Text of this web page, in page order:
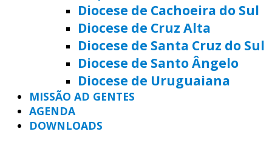
Diocese de Cachoeira do Sul
Diocese de Cruz Alta
Diocese de Santa Cruz do Sul
Diocese de Santo Ângelo
Diocese de Uruguaiana
MISSÃO AD GENTES
AGENDA
DOWNLOADS